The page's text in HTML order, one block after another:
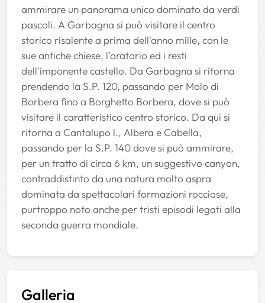
ammirare un panorama unico dominato da verdi
pascoli. A Garbagna si può visitare il centro
storico risalente a prima dell'anno mille, con le
sue antiche chiese, l'oratorio ed i resti
dell'imponente castello. Da Garbagna si ritorna
prendendo la S.P. 120, passando per Molo di
Borbera fino a Borghetto Borbera, dove si può
visitare il caratteristico centro storico. Da qui si
ritorna a Cantalupo l., Albera e Cabella,
passando per la S.P. 140 dove si può ammirare,
per un tratto di circa 6 km, un suggestivo canyon,
contraddistinto da una natura molto aspra
dominata da spettacolari formazioni rocciose,
purtroppo noto anche per tristi episodi legati alla
seconda guerra mondiale.
Galleria